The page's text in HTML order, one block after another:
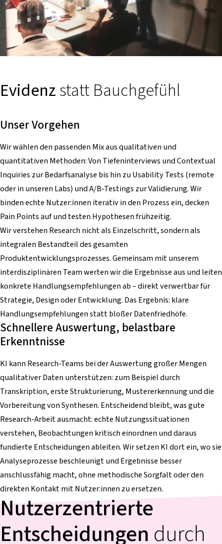
Evidenzstatt Bauchgefühl
Unser Vorgehen
Wir wählen den passenden Mix aus qualitativen und
quantitativen Methoden: Von Tiefeninterviews und Contextual
Inquiries zur Bedarfsanalyse bis hin zu Usability Tests (remote
oder in unseren Labs) und A/B-Testings zur Validierung. Wir
binden echte Nutzer:innen iterativ in den Prozess ein, decken
Pain Points auf und testen Hypothesen frühzeitig.
Wir verstehen Research nicht als Einzelschritt, sondern als
integralen Bestandteil des gesamten
Produktentwicklungsprozesses. Gemeinsam mit unserem
interdisziplinären Team werten wir die Ergebnisse aus und leiten
konkrete Handlungsempfehlungen ab – direkt verwertbar für
Strategie, Design oder Entwicklung. Das Ergebnis: klare
Handlungsempfehlungen statt bloßer Datenfriedhöfe.
Schnellere Auswertung, belastbare
Erkenntnisse
KI kann Research-Teams bei der Auswertung großer Mengen
qualitativer Daten unterstützen: zum Beispiel durch
Transkription, erste Strukturierung, Mustererkennung und die
Vorbereitung von Synthesen. Entscheidend bleibt, was gute
Research-Arbeit ausmacht: echte Nutzungssituationen
verstehen, Beobachtungen kritisch einordnen und daraus
fundierte Entscheidungen ableiten. Wir setzen KI dort ein, wo sie
Analyseprozesse beschleunigt und Ergebnisse besser
anschlussfähig macht, ohne methodische Sorgfalt oder den
direkten Kontakt mit Nutzer:innen zu ersetzen.
Nutzerzentrierte
Entscheidungen durch